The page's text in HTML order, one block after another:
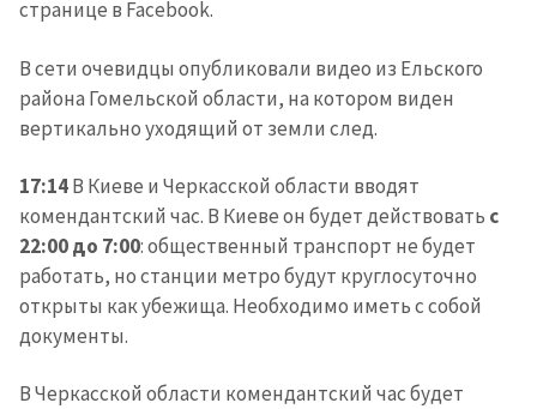
странице в Facebook.
В сети очевидцы опубликовали видео из Ельского
района Гомельской области, на котором виден
вертикально уходящий от земли след.
17:14В Киеве и Черкасской области вводят
комендантский час. В Киеве он будет действовать с
22:00 до 7:00: общественный транспорт не будет
работать, но станции метро будут круглосуточно
открыты как убежища. Необходимо иметь с собой
документы.
В Черкасской области комендантский час будет